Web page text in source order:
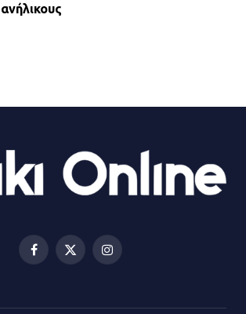
ανήλικους
Βριλήσσια: Αυτοκίνητο έσπασε
τζαμαρία και μπήκε μέσα σε μαγαζί
Facebook
X
Instagram